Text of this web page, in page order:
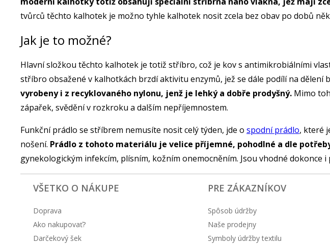
tvůrců těchto kalhotek je možno tyhle kalhotek nosit zcela bez obav po dobů
Jak je to možné?
Hlavní složkou těchto kalhotek je totiž stříbro, což je kov s antimikrobiálními
stříbro obsažené v kalhotkách brzdí aktivitu enzymů, jež se dále podílí na dělení
vyrobeny i z recyklovaného nylonu, jenž je lehký a dobře prodyšný. Mimo
zápařek, svědění v rozkroku a dalším nepříjemnostem.
Funkční prádlo se stříbrem nemusíte nosit celý týden, jde o spodní prádlo, které
nošení. Prádlo z tohoto materiálu je velice příjemné, pohodlné a dle
gynekologickým infekcím, plísním, kožním onemocněním. Jsou vhodné
VŠETKO O NÁKUPE
Doprava
Ako nakupovať?
Darčekový šek
PRE ZÁKAZNÍKOV
Spôsob údržby
Naše prodejny
Symboly údržby textilu